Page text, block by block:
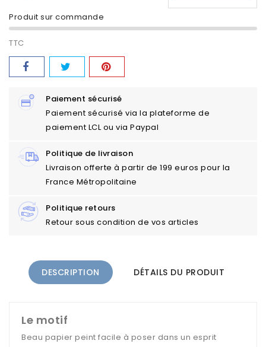
Produit sur commande
TTC
Paiement sécurisé
Paiement sécurisé via la plateforme de
paiement LCL ou via Paypal
Politique de livraison
Livraison offerte à partir de 199 euros pour la
France Métropolitaine
Politique retours
Retour sous condition de vos articles
DESCRIPTION DÉTAILS DU PRODUIT
Le motif
Beau papier peint facile à poser dans un esprit